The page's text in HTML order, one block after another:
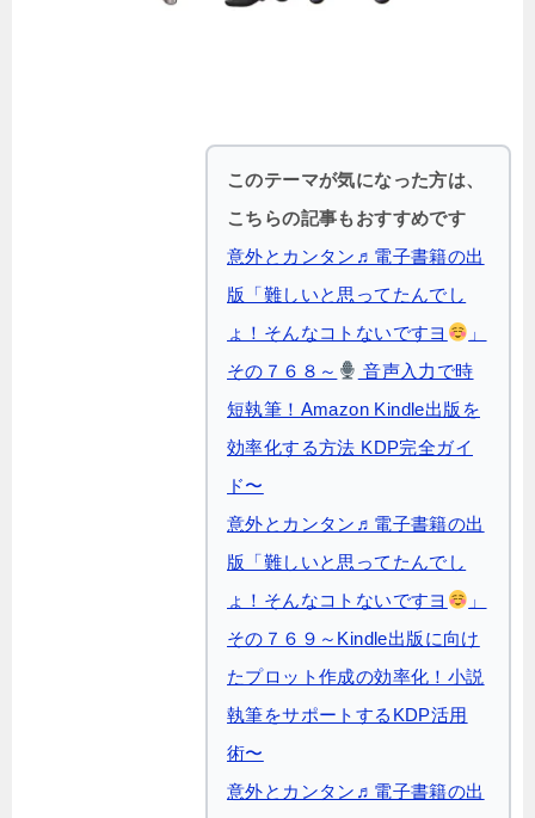
このテーマが気になった方は、
こちらの記事もおすすめです
意外とカンタン♬電子書籍の出
版「難しいと思ってたんでし
ょ！そんなコトないですヨ
」
その７６８～
音声入力で時
短執筆！Amazon Kindle出版を
効率化する方法 KDP完全ガイ
ド〜
意外とカンタン♬電子書籍の出
版「難しいと思ってたんでし
ょ！そんなコトないですヨ
」
その７６９～Kindle出版に向け
たプロット作成の効率化！小説
執筆をサポートするKDP活用
術〜
意外とカンタン♬電子書籍の出